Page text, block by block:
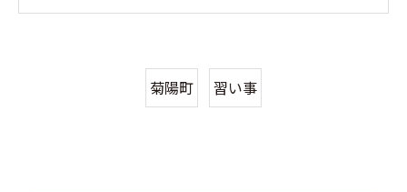
菊陽町 習い事